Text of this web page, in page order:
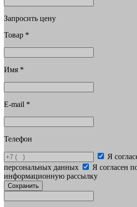
Запросить цену
Товар *
Имя *
E-mail *
Телефон
Я
персональных данных
Я согласен
информационную рассылку
Сохранить